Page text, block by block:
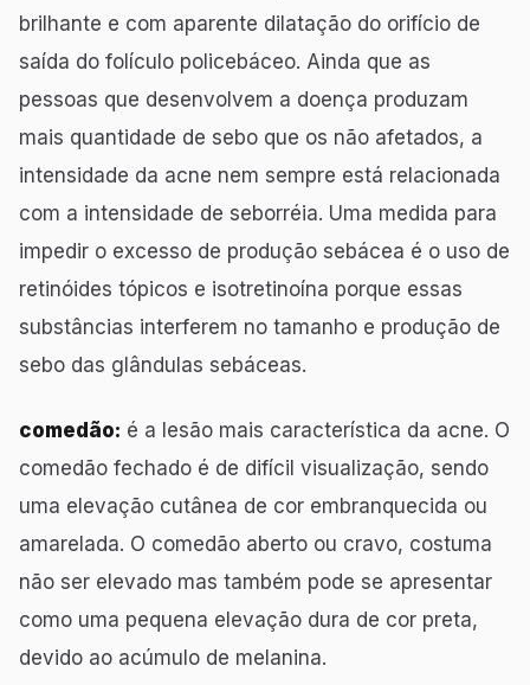
brilhante e com aparente dilatação do orifício de
saída do folículo policebáceo. Ainda que as
pessoas que desenvolvem a doença produzam
mais quantidade de sebo que os não afetados, a
intensidade da acne nem sempre está relacionada
com a intensidade de seborréia. Uma medida para
impedir o excesso de produção sebácea é o uso de
retinóides tópicos e isotretinoína porque essas
substâncias interferem no tamanho e produção de
sebo das glândulas sebáceas.
comedão: é a lesão mais característica da acne. O
comedão fechado é de difícil visualização, sendo
uma elevação cutânea de cor embranquecida ou
amarelada. O comedão aberto ou cravo, costuma
não ser elevado mas também pode se apresentar
como uma pequena elevação dura de cor preta,
devido ao acúmulo de melanina.